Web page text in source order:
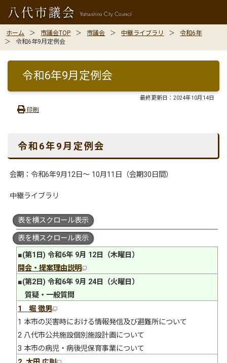
ホーム 市議会TOP 市議会 中継ライブラリ
令和6年
令和6年9月定例会
令和6年9月定例会
最終更新日： 2024年10月14日
印刷
令和6年9月定例会
会期：令和6年9月12日〜 10月11日（会期30日間）
中継ライブラリ
表を横スクロール表示
表を横スクロール表示
■(第1日) 令和6年 9月 12日（木曜日）
開会・提案理由説明
■(第2日) 令和6年 9月 24日（火曜日）
質疑・一般質問
1堀 徹男
1 本市の災害時における情報発信及び避難所について
2 八代市公共施設個別施設計画について
3 本市の病児・病後児保育事業について